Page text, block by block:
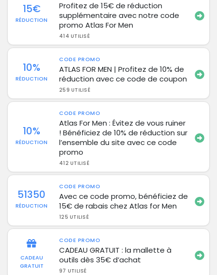
15€
RÉDUCTION
Profitez de 15€ de réduction
supplémentaire avec notre code
promo Atlas For Men
414 UTILISÉ
10%
RÉDUCTION
CODE PROMO
ATLAS FOR MEN | Profitez de 10% de
réduction avec ce code de coupon
259 UTILISÉ
10%
RÉDUCTION
CODE PROMO
Atlas For Men : Évitez de vous ruiner
! Bénéficiez de 10% de réduction sur
l’ensemble du site avec ce code
promo
412 UTILISÉ
51350
RÉDUCTION
CODE PROMO
Avec ce code promo, bénéficiez de
15€ de rabais chez Atlas for Men
125 UTILISÉ
CADEAU
GRATUIT
CODE PROMO
CADEAU GRATUIT : la mallette à
outils dès 35€ d’achat
97 UTILISÉ